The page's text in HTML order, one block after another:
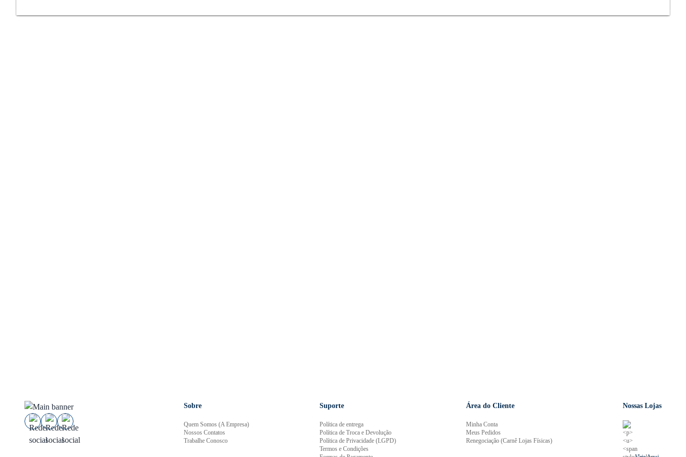
Sobre
Quem Somos (A Empresa)
Nossos Contatos
Trabalhe Conosco
Suporte
Política de entrega
Política de Troca e Devolução
Política de Privacidade (LGPD)
Termos e Condições
Área do Cliente
Minha Conta
Meus Pedidos
Renegociação (Carnê Lojas Físicas)
Nossas Lojas